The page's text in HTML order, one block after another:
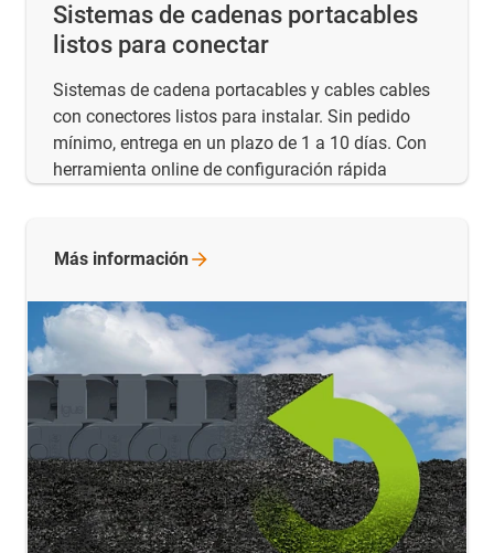
Sistemas de cadenas portacables
listos para conectar
Sistemas de cadena portacables y cables cables
con conectores listos para instalar. Sin pedido
mínimo, entrega en un plazo de 1 a 10 días. Con
herramienta online de configuración rápida
Más información